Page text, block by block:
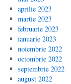
aprilie 2023
martie 2023
februarie 2023
ianuarie 2023
noiembrie 2022
octombrie 2022
septembrie 2022
august 2022